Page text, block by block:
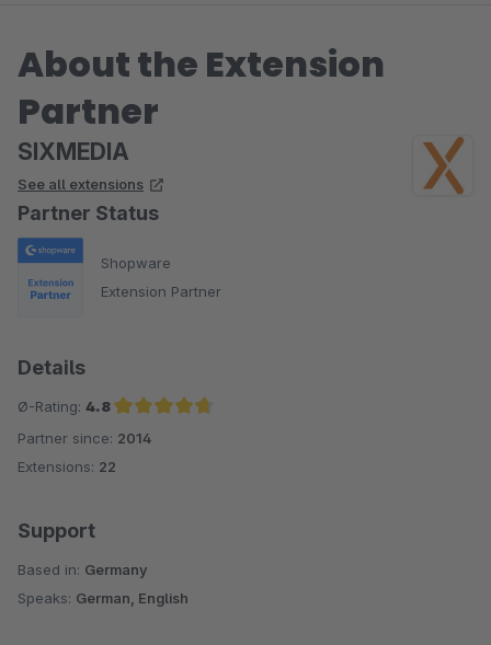
majakopter.de
About the Extension
Partner
SIXMEDIA
See all extensions
Partner Status
Shopware
Extension Partner
Details
Ø-Rating: 4.8
Average rating of 4.8 out of 5 stars
Partner since: 2014
Extensions: 22
Support
Based in: Germany
Speaks: German, English